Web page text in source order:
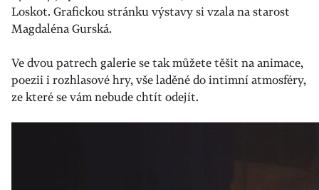
Loskot. Grafickou stránku výstavy si vzala na starost
Magdaléna Gurská.
Ve dvou patrech galerie se tak můžete těšit na animace,
poezii i rozhlasové hry, vše laděné do intimní atmosféry,
ze které se vám nebude chtít odejít.